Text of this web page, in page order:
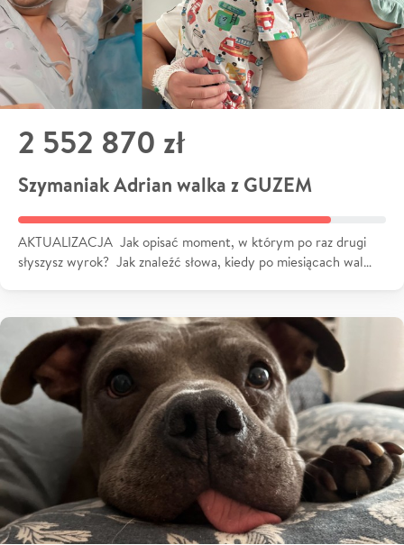
2 552 870 zł
Szymaniak Adrian walka z GUZEM
AKTUALIZACJA Jak opisać moment, w którym po raz drugi
słyszysz wyrok? Jak znaleźć słowa, kiedy po miesiącach wal…